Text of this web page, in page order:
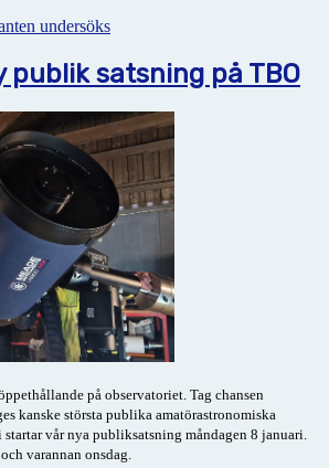
undersöks
satsning på TBO
på observatoriet. Tag chansen
kanske största publika amatörastronomiska
vår nya publiksatsning måndagen 8 januari.
varannan onsdag.